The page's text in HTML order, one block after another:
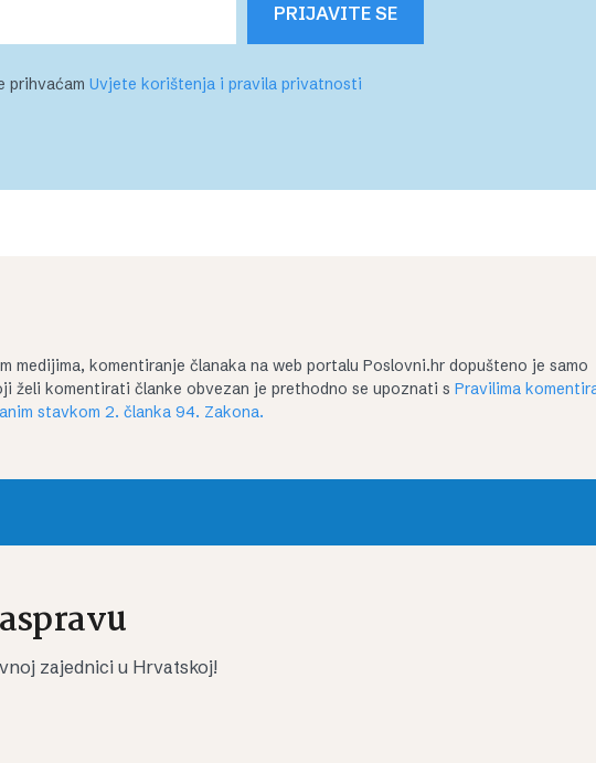
PRIJAVITE SE
prihvaćam Uvjete korištenja i pravila privatnosti
medijima, komentiranje članaka na web portalu Poslovni.hr dopušteno je samo
želi komentirati članke obvezan je prethodno se upoznati s Pravilima
stavkom 2. članka 94. Zakona.
zajednici u Hrvatskoj!